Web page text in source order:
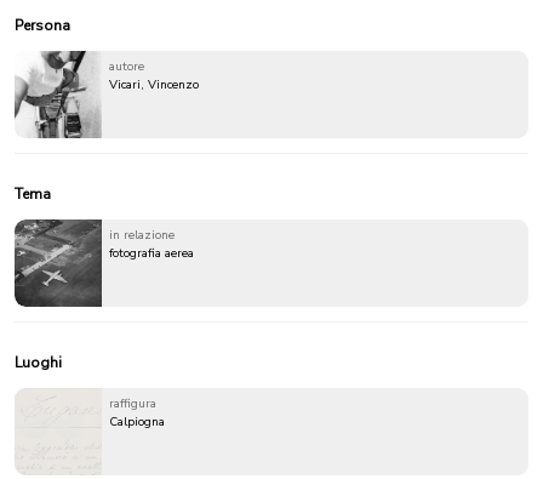
Persona
autore
Vicari, Vincenzo
Tema
in relazione
fotografia aerea
Luoghi
raffigura
Calpiogna